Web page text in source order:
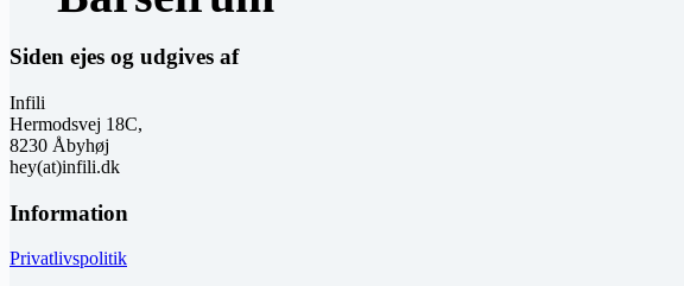
Siden ejes og udgives af
Infili
Hermodsvej 18C,
8230 Åbyhøj
hey(at)infili.dk
Information
Privatlivspolitik